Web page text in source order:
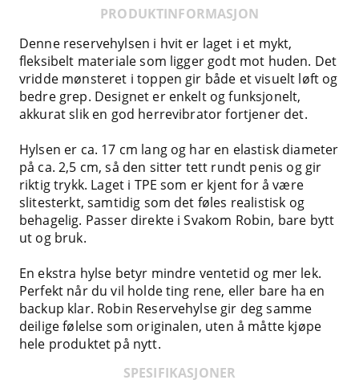
PRODUKTINFORMASJON
Denne reservehylsen i hvit er laget i et mykt,
fleksibelt materiale som ligger godt mot huden. Det
vridde mønsteret i toppen gir både et visuelt løft og
bedre grep. Designet er enkelt og funksjonelt,
akkurat slik en god herrevibrator fortjener det.
Hylsen er ca. 17 cm lang og har en elastisk diameter
på ca. 2,5 cm, så den sitter tett rundt penis og gir
riktig trykk. Laget i TPE som er kjent for å være
slitesterkt, samtidig som det føles realistisk og
behagelig. Passer direkte i Svakom Robin, bare bytt
ut og bruk.
En ekstra hylse betyr mindre ventetid og mer lek.
Perfekt når du vil holde ting rene, eller bare ha en
backup klar. Robin Reservehylse gir deg samme
deilige følelse som originalen, uten å måtte kjøpe
hele produktet på nytt.
SPESIFIKASJONER